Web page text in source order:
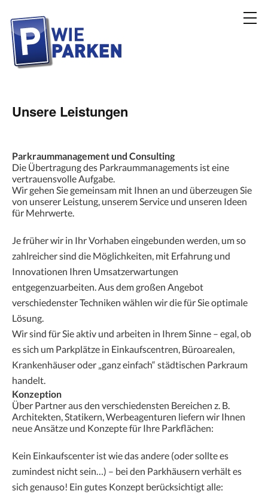
Unsere Leistungen
Parkraummanagement und Consulting
Die Übertragung des Parkraummanagements ist eine
vertrauensvolle Aufgabe.
Wir gehen Sie gemeinsam mit Ihnen an und überzeugen Sie
von unserer Leistung, unserem Service und unseren Ideen
für Mehrwerte.
Je früher wir in Ihr Vorhaben eingebunden werden, um so
zahlreicher sind die Möglichkeiten, mit Erfahrung und
Innovationen Ihren Umsatzerwartungen
entgegenzuarbeiten. Aus dem großen Angebot
verschiedenster Techniken wählen wir die für Sie optimale
Lösung.
Wir sind für Sie aktiv und arbeiten in Ihrem Sinne – egal, ob
es sich um Parkplätze in Einkaufscentren, Büroarealen,
Krankenhäuser oder „ganz einfach“ städtischen Parkraum
handelt.
Konzeption
Über Partner aus den verschiedensten Bereichen z. B.
Architekten, Statikern, Werbeagenturen liefern wir Ihnen
neue Ansätze und Konzepte für Ihre Parkflächen:
Kein Einkaufscenter ist wie das andere (oder sollte es
zumindest nicht sein…) – bei den Parkhäusern verhält es
sich genauso! Ein gutes Konzept berücksichtigt alle: